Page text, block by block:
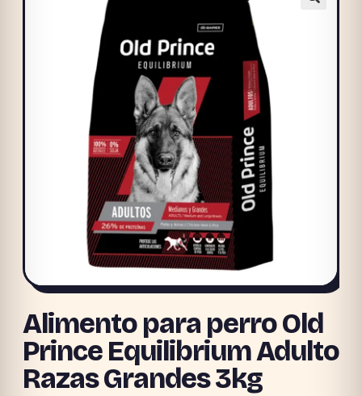
Alimento para perro Old
Prince Equilibrium Adulto
Razas Grandes 3kg